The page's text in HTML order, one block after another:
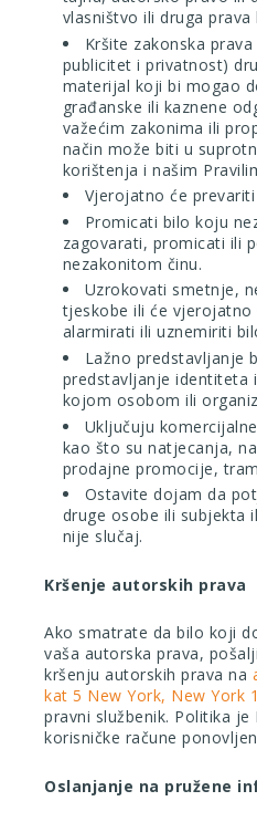
vlasništvo ili druga
Kršite zakonska
publicitet i privatnost)
materijal koji bi mogao
građanske ili kaznene
važećim zakonima ili
način može biti u
korištenja i našim
Vjerojatno će
Promicati bilo koju
zagovarati, promicati ili
nezakonitom činu.
Uzrokovati smetnje,
tjeskobe ili će
alarmirati ili uznemiriti
Lažno predstavljanje
predstavljanje identiteta
kojom osobom ili
Uključuju
kao što su natjecanja,
prodajne promocije,
Ostavite dojam da
druge osobe ili subjekta
nije slučaj.
Kršenje autorskih prava
Ako smatrate da bilo koji
vaša autorska prava,
kršenju autorskih prava na
kat 5 New York, New York
pravni službenik. Politika je
korisničke račune
Oslanjanje na pružene